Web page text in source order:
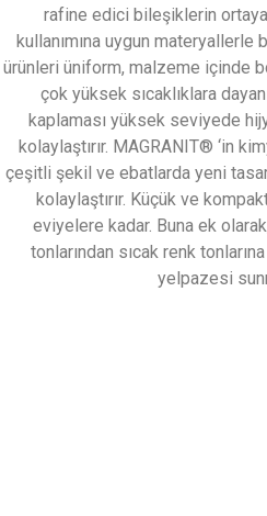
rafine edici bileşiklerin ortaya
kullanımına uygun
ürünleri üniform, malzeme içinde
çok yüksek sıcaklıklara
kaplaması yüksek seviyede
kolaylaştırır. MAGRANIT® ‘in
çeşitli şekil ve ebatlarda yeni
kolaylaştırır. Küçük ve
eviyelere kadar. Buna ek
tonlarından sıcak renk
yelpazesi